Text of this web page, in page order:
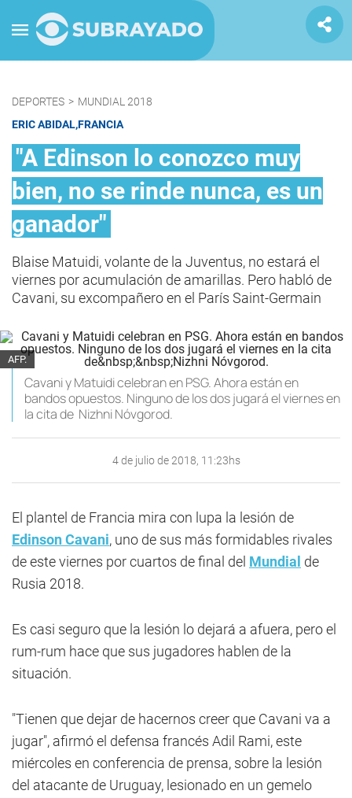
DEPORTES > MUNDIAL 2018
ERIC ABIDAL,FRANCIA
"A Edinson lo conozco muy
bien, no se rinde nunca, es un
ganador"
Blaise Matuidi, volante de la Juventus, no estará el
viernes por acumulación de amarillas. Pero habló de
Cavani, su excompañero en el París Saint-Germain
AFP.
Cavani y Matuidi celebran en PSG. Ahora están en
bandos opuestos. Ninguno de los dos jugará el viernes en
la cita de Nizhni Nóvgorod.
4 de julio de 2018, 11:23hs
El plantel de Francia mira con lupa la lesión de
Edinson Cavani, uno de sus más formidables rivales
de este viernes por cuartos de final del Mundial de
Rusia 2018.
Es casi seguro que la lesión lo dejará a afuera, pero el
rum-rum hace que sus jugadores hablen de la
situación.
"Tienen que dejar de hacernos creer que Cavani va a
jugar", afirmó el defensa francés Adil Rami, este
miércoles en conferencia de prensa, sobre la lesión
del atacante de Uruguay, lesionado en un gemelo